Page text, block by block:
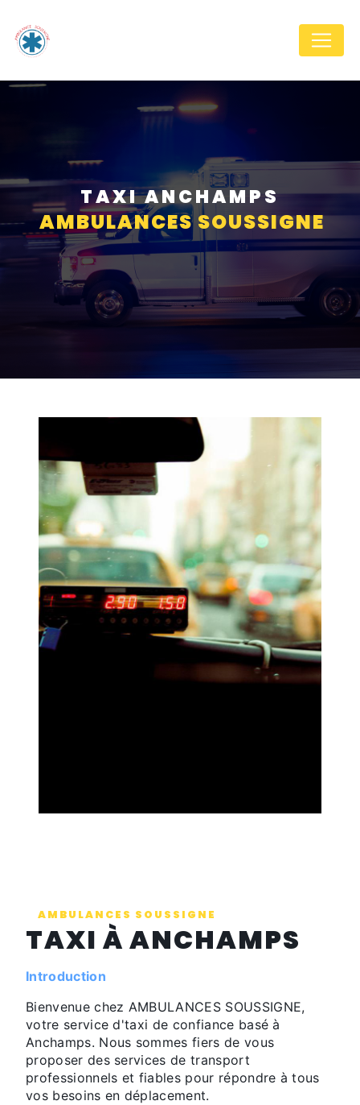
TAXI ANCHAMPS
AMBULANCES SOUSSIGNE
AMBULANCES SOUSSIGNE
TAXI À ANCHAMPS
Introduction
Bienvenue chez AMBULANCES SOUSSIGNE,
votre service d'taxi de confiance basé à
Anchamps. Nous sommes fiers de vous
proposer des services de transport
professionnels et fiables pour répondre à tous
vos besoins en déplacement.